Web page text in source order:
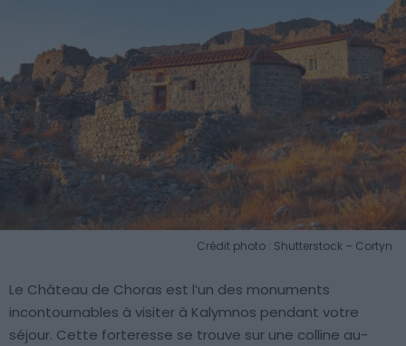
Crédit photo : Shutterstock – Cortyn
Le Château de Choras est l’un des monuments
incontournables à visiter à Kalymnos pendant votre
séjour. Cette forteresse se trouve sur une colline au-